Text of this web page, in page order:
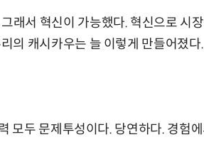
래서 혁신이 가능했다. 혁신으로 시
의 캐시카우는 늘 이렇게 만들어졌다.
모두 문제투성이다. 당연하다. 경험